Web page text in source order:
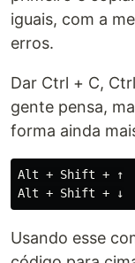
iguais, com a
erros.
Dar Ctrl + C,
gente pensa,
forma ainda
Alt + Shift + ↑
Usando esse